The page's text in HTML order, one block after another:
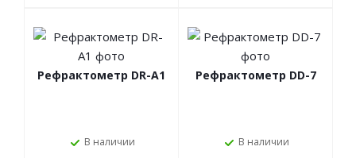
Рефрактометр DR-A1
В наличии
Рефрактометр DD-7
В наличии